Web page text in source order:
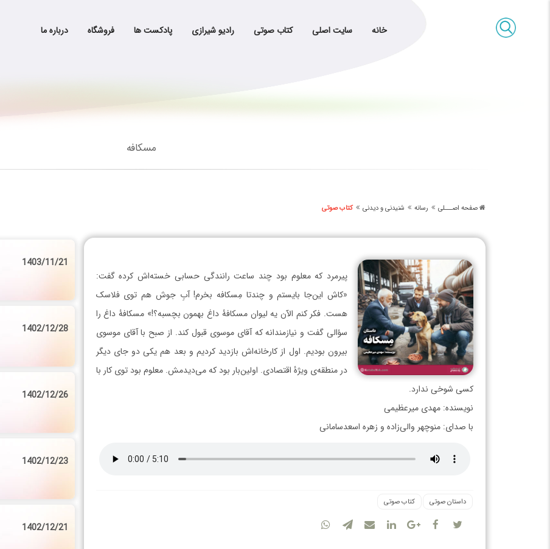
خانه سایت اصلی کتاب صوتی رادیو شیرازی پادکست ها فروشگاه درباره ما
مسکافه
صفحه اصـــلی رسانه شنیدنی و دیدنی کتاب صوتی
پيرمرد که معلوم بود چند ساعت رانندگی حسابی خسته‌اش کرده گفت:
«کاش اين‌جا بايستم و چندتا مِسکافه بخرم! آبِ جوش هم توی فلاسک
هست. فکر کنم الآن يه ليوان مسکافۀ داغ بهمون بچسبه؟!» مسکافۀ داغ را
سؤالی گفت و نيازمندانه که آقای موسوی قبول کند. از صبح با آقای موسوی
بيرون بوديم. اول از کارخانه‌اش بازديد کرديم و بعد هم يکی دو جای ديگر
در منطقه‌ی ویژۀ اقتصادی. اولين‌بار بود که می‌ديدمش. معلوم بود توی کار با
کسی شوخی ندارد.
نویسنده: مهدی میرعظیمی
با صدای: منوچهر والی‌زاده و زهره اسعدسامانی
داستان صوتی کتاب صوتی
1403/11/21
1402/12/28
1402/12/26
1402/12/23
1402/12/21